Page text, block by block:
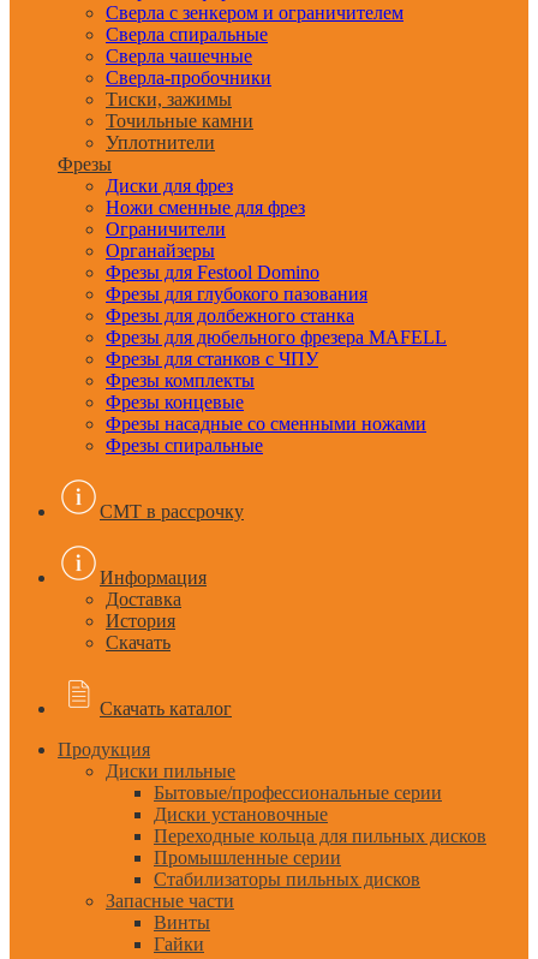
Сверла с зенкером и ограничителем
Сверла спиральные
Сверла чашечные
Сверла-пробочники
Тиски, зажимы
Точильные камни
Уплотнители
Фрезы
Диски для фрез
Ножи сменные для фрез
Ограничители
Органайзеры
Фрезы для Festool Domino
Фрезы для глубокого пазования
Фрезы для долбежного станка
Фрезы для дюбельного фрезера MAFELL
Фрезы для станков с ЧПУ
Фрезы комплекты
Фрезы концевые
Фрезы насадные со сменными ножами
Фрезы спиральные
CMT в рассрочку
Информация
Доставка
История
Скачать
Скачать каталог
Продукция
Диски пильные
Бытовые/профессиональные серии
Диски установочные
Переходные кольца для пильных дисков
Промышленные серии
Стабилизаторы пильных дисков
Запасные части
Винты
Гайки